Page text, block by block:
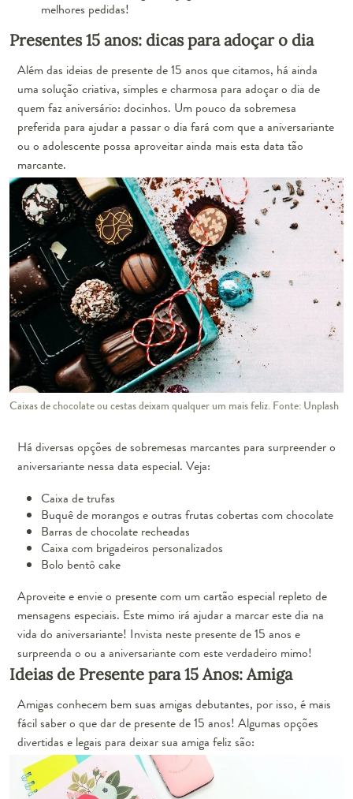
melhores pedidas!
Presentes 15 anos: dicas para adoçar o dia
Além das ideias de presente de 15 anos que citamos, há ainda
uma solução criativa, simples e charmosa para adoçar o dia de
quem faz aniversário: docinhos. Um pouco da sobremesa
preferida para ajudar a passar o dia fará com que a aniversariante
ou o adolescente possa aproveitar ainda mais esta data tão
marcante.
Caixas de chocolate ou cestas deixam qualquer um mais feliz. Fonte: Unplash
Há diversas opções de sobremesas marcantes para surpreender o
aniversariante nessa data especial. Veja:
Caixa de trufas
Buquê de morangos e outras frutas cobertas com chocolate
Barras de chocolate recheadas
Caixa com brigadeiros personalizados
Bolo bentô cake
Aproveite e envie o presente com um cartão especial repleto de
mensagens especiais. Este mimo irá ajudar a marcar este dia na
vida do aniversariante! Invista neste presente de 15 anos e
surpreenda o ou a aniversariante com este verdadeiro mimo!
Ideias de Presente para 15 Anos: Amiga
Amigas conhecem bem suas amigas debutantes, por isso, é mais
fácil sabero que dar de presente de 15 anos! Algumas opções
divertidas e legais para deixar sua amiga feliz são: